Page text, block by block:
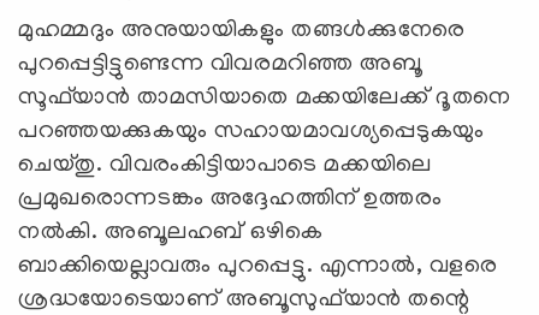
മുഹമ്മദും അനുയായികളും തങ്ങള്‍ക്കുനേരെ
പുറപ്പെട്ടിട്ടുണ്ടെന്ന വിവരമറിഞ്ഞ അബൂ
സൂഫ്‌യാന്‍ താമസിയാതെ മക്കയിലേക്ക് ദൂതനെ
പറഞ്ഞയക്കുകയും സഹായമാവശ്യപ്പെടുകയും
ചെയ്തു. വിവരംകിട്ടിയാപാടെ മക്കയിലെ
പ്രമുഖരൊന്നടങ്കം അദ്ദേഹത്തിന് ഉത്തരം
നല്‍കി. അബൂലഹബ് ഒഴികെ
ബാക്കിയെല്ലാവരും പുറപ്പെട്ടു. എന്നാല്‍, വളരെ
ശ്രദ്ധയോടെയാണ് അബൂസുഫ്‌യാന്‍ തന്റെ